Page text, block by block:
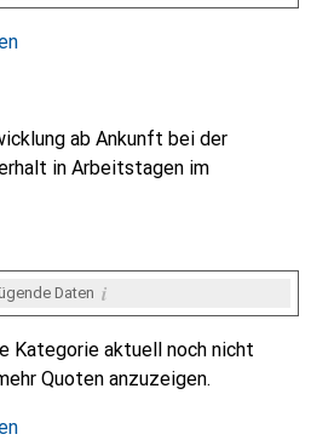
ab Ankunft bei der
in Arbeitstagen im
Daten i
iiii
Kategorie aktuell noch nicht
Quoten anzuzeigen.